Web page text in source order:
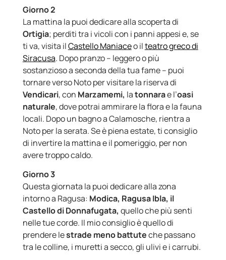
Giorno 2
La mattina la puoi dedicare alla scoperta di
Ortigia; perditi tra i vicoli con i panni appesi e, se
ti va, visita ilCastello Maniaceo ilteatro greco di
Siracusa. Dopo pranzo – leggero o più
sostanzioso a seconda della tua fame – puoi
tornare verso Noto per visitare la riserva di
Vendicari, con Marzamemi, latonnarae l’oasi
naturale, dove potrai ammirare la flora e la fauna
locali. Dopo un bagno a Calamosche, rientra a
Noto per la serata. Se è piena estate, ti consiglio
di invertire la mattina e il pomeriggio, per non
avere troppo caldo.
Giorno 3
Questa giornata la puoi dedicare alla zona
intorno a Ragusa: Modica, Ragusa Ibla, il
Castello di Donnafugata, quello che più senti
nelle tue corde. Il mio consiglio è quello di
prendere lestrade meno battuteche passano
tra le colline, i muretti a secco, gli ulivi e i carrubi.